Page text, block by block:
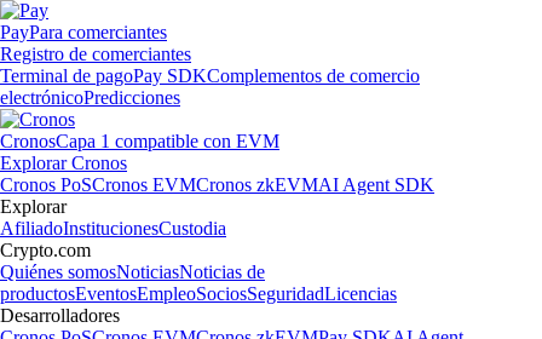
PayPara comerciantes
Registro de comerciantes
Terminal de pagoPay SDKComplementos de comercio
electrónicoPredicciones
CronosCapa 1 compatible con EVM
Explorar Cronos
Cronos PoSCronos EVMCronos zkEVMAI Agent SDK
Explorar
AfiliadoInstitucionesCustodia
Crypto.com
Quiénes somosNoticiasNoticias de
productosEventosEmpleoSociosSeguridadLicencias
Desarrolladores